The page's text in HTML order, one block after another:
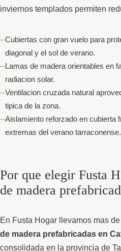
inviernos templados permiten
Cubiertas con gran vuelo para
diagonal y el sol de verano.
Lamas de madera orientables en
radiacion solar.
Ventilacion cruzada natural
tipica de la zona.
Aislamiento reforzado en cubierta
extremas del verano tarraconense.
Por que elegir Fusta
de madera
En Fusta Hogar llevamos mas
de madera prefabricadas en
consolidada en la provincia de